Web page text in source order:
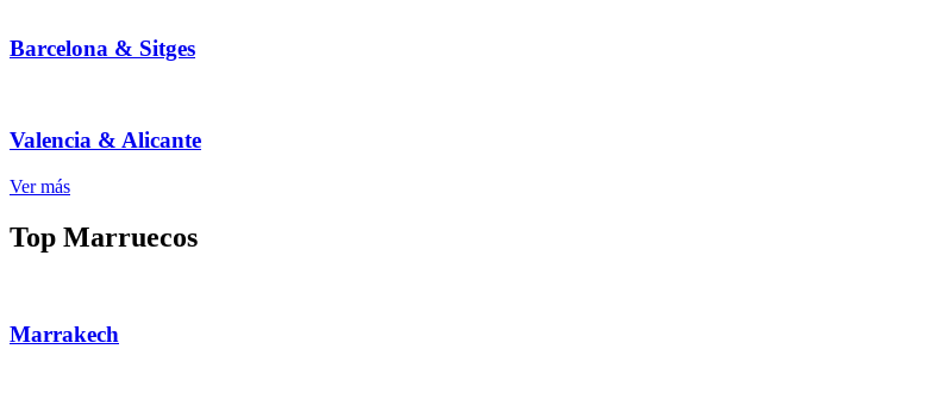
Barcelona & Sitges
Valencia & Alicante
Ver más
Top Marruecos
Marrakech